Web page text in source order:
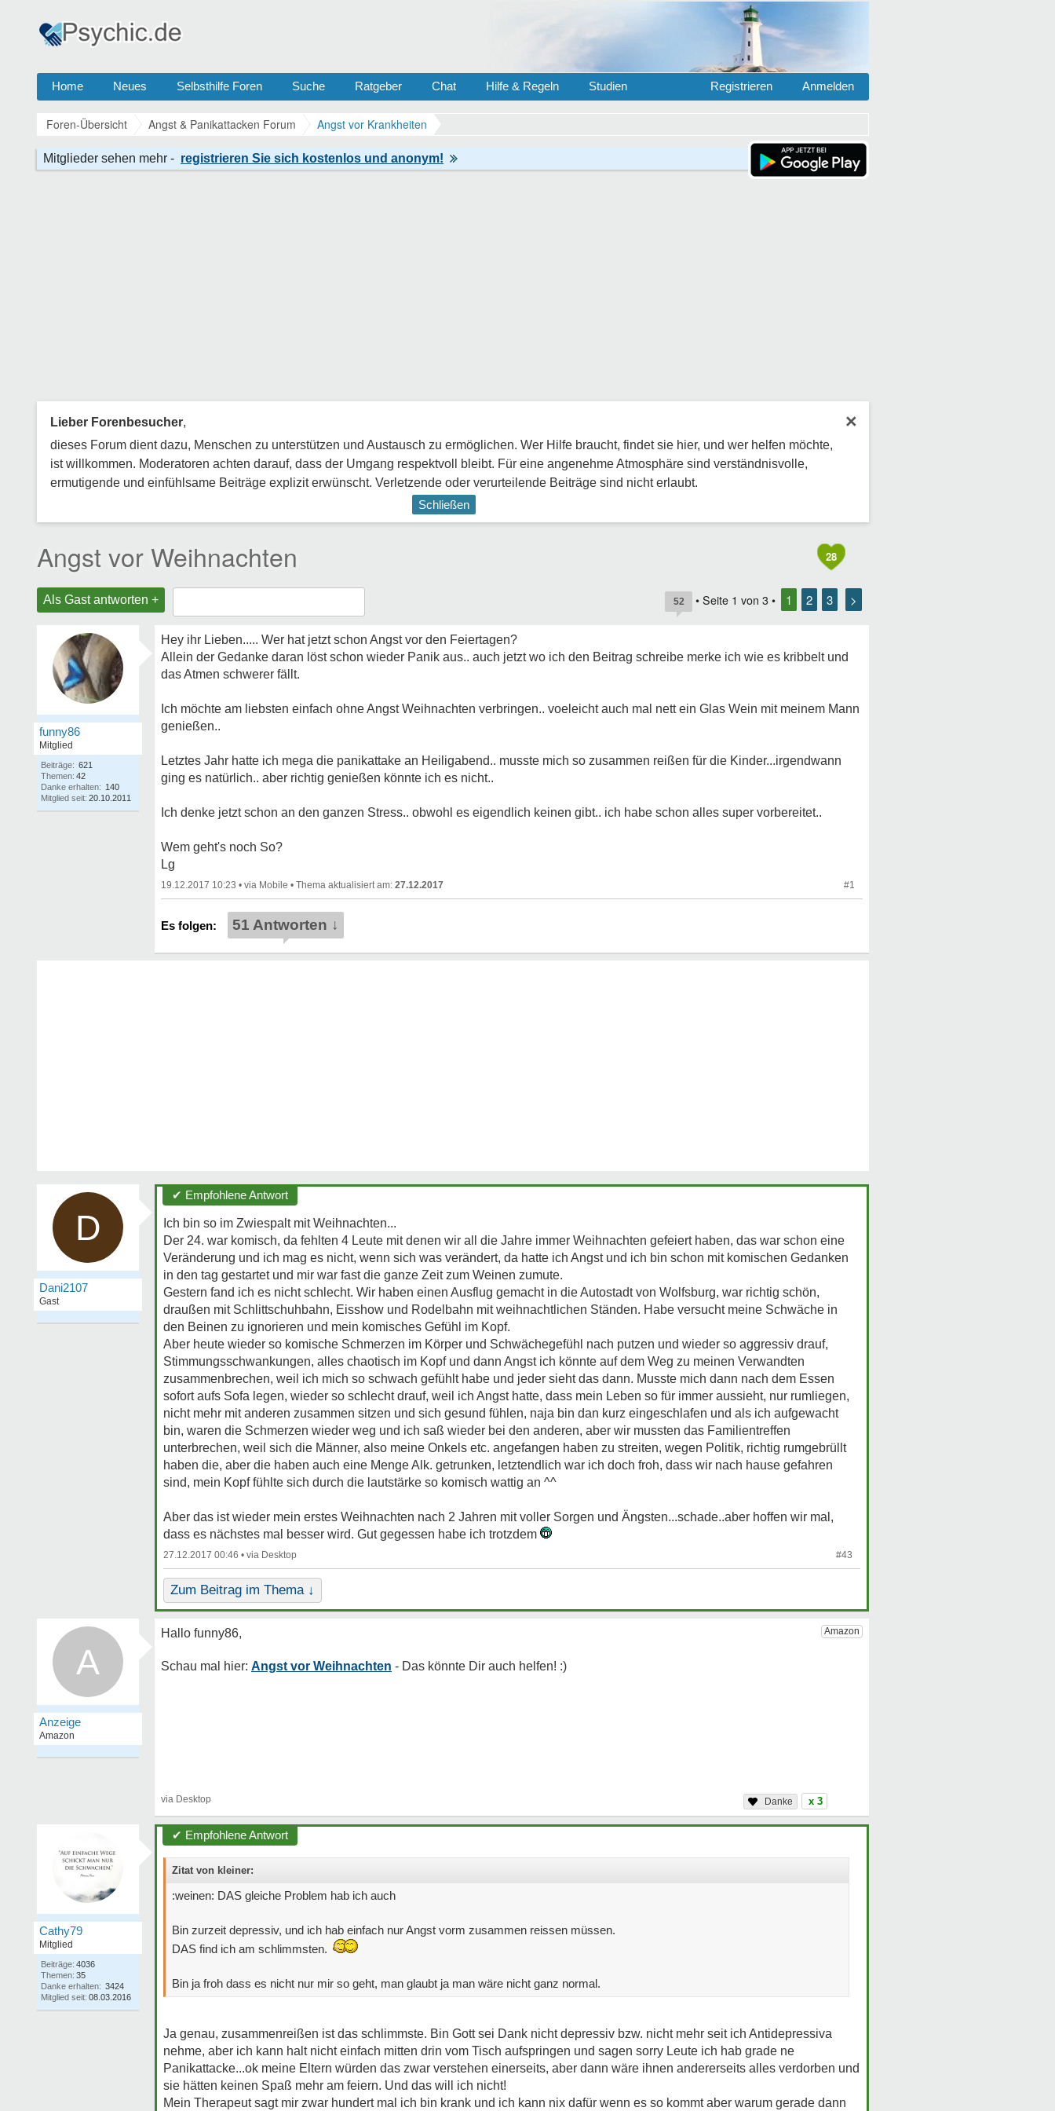
Home Neues Selbsthilfe Foren Suche Ratgeber Chat Hilfe & Regeln Studien Anmelden
Registrieren
Foren-Übersicht Angst & Panikattacken Forum Angst vor Krankheiten
×
Lieber Forenbesucher,
dieses Forum dient dazu, Menschen zu unterstützen und Austausch zu ermöglichen. Wer Hilfe braucht, findet sie hier, und wer helfen möchte,
ist willkommen. Moderatoren achten darauf, dass der Umgang respektvoll bleibt. Für eine angenehme Atmosphäre sind verständnisvolle,
ermutigende und einfühlsame Beiträge explizit erwünscht. Verletzende oder verurteilende Beiträge sind nicht erlaubt.
Schließen
28
Angst vor Weihnachten
Als Gast antworten + 52 • Seite 1 von 3 • 1 2 3 >
funny86
Mitglied
Beiträge: 621
Themen: 42
Danke erhalten: 140
Mitglied seit: 20.10.2011
Hey ihr Lieben..... Wer hat jetzt schon Angst vor den Feiertagen?
Allein der Gedanke daran löst schon wieder Panik aus.. auch jetzt wo ich den Beitrag schreibe merke ich wie es kribbelt und
das Atmen schwerer fällt.
Ich möchte am liebsten einfach ohne Angst Weihnachten verbringen.. voeleicht auch mal nett ein Glas Wein mit meinem Mann
genießen..
Letztes Jahr hatte ich mega die panikattake an Heiligabend.. musste mich so zusammen reißen für die Kinder...irgendwann
ging es natürlich.. aber richtig genießen könnte ich es nicht..
Ich denke jetzt schon an den ganzen Stress.. obwohl es eigendlich keinen gibt.. ich habe schon alles super vorbereitet..
Wem geht's noch So?
Lg
19.12.2017 10:23 • • 27.12.2017 #1
51 Antworten ↓
D
Dani2107
Gast
✔ Empfohlene Antwort
Ich bin so im Zwiespalt mit Weihnachten...
Der 24. war komisch, da fehlten 4 Leute mit denen wir all die Jahre immer Weihnachten gefeiert haben, das war schon eine
Veränderung und ich mag es nicht, wenn sich was verändert, da hatte ich Angst und ich bin schon mit komischen Gedanken
in den tag gestartet und mir war fast die ganze Zeit zum Weinen zumute.
Gestern fand ich es nicht schlecht. Wir haben einen Ausflug gemacht in die Autostadt von Wolfsburg, war richtig schön,
draußen mit Schlittschuhbahn, Eisshow und Rodelbahn mit weihnachtlichen Ständen. Habe versucht meine Schwäche in
den Beinen zu ignorieren und mein komisches Gefühl im Kopf.
Aber heute wieder so komische Schmerzen im Körper und Schwächegefühl nach putzen und wieder so aggressiv drauf,
Stimmungsschwankungen, alles chaotisch im Kopf und dann Angst ich könnte auf dem Weg zu meinen Verwandten
zusammenbrechen, weil ich mich so schwach gefühlt habe und jeder sieht das dann. Musste mich dann nach dem Essen
sofort aufs Sofa legen, wieder so schlecht drauf, weil ich Angst hatte, dass mein Leben so für immer aussieht, nur rumliegen,
nicht mehr mit anderen zusammen sitzen und sich gesund fühlen, naja bin dan kurz eingeschlafen und als ich aufgewacht
bin, waren die Schmerzen wieder weg und ich saß wieder bei den anderen, aber wir mussten das Familientreffen
unterbrechen, weil sich die Männer, also meine Onkels etc. angefangen haben zu streiten, wegen Politik, richtig rumgebrüllt
haben die, aber die haben auch eine Menge Alk. getrunken, letztendlich war ich doch froh, dass wir nach hause gefahren
sind, mein Kopf fühlte sich durch die lautstärke so komisch wattig an ^^
Aber das ist wieder mein erstes Weihnachten nach 2 Jahren mit voller Sorgen und Ängsten...schade..aber hoffen wir mal,
dass es nächstes mal besser wird. Gut gegessen habe ich trotzdem
27.12.2017 00:46 • #43
Zum Beitrag im Thema ↓
A Angst vor Weihnachten
x 3
Cathy79
Mitglied
Beiträge: 4036
Themen: 35
Danke erhalten: 3424
Mitglied seit: 08.03.2016
✔ Empfohlene Antwort
Zitat von kleiner:
:weinen: DAS gleiche Problem hab ich auch
Bin zurzeit depressiv, und ich hab einfach nur Angst vorm zusammen reissen müssen.
DAS find ich am schlimmsten.
Bin ja froh dass es nicht nur mir so geht, man glaubt ja man wäre nicht ganz normal.
Ja genau, zusammenreißen ist das schlimmste. Bin Gott sei Dank nicht depressiv bzw. nicht mehr seit ich Antidepressiva
nehme, aber ich kann halt nicht einfach mitten drin vom Tisch aufspringen und sagen sorry Leute ich hab grade ne
Panikattacke...ok meine Eltern würden das zwar verstehen einerseits, aber dann wäre ihnen andererseits alles verdorben und
sie hätten keinen Spaß mehr am feiern. Und das will ich nicht!
Mein Therapeut sagt mir zwar hundert mal ich bin krank und ich kann nix dafür wenn es so kommt aber warum gerade dann